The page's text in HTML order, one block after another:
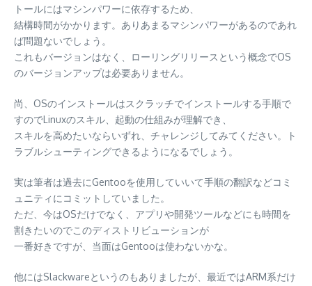
トールにはマシンパワーに依存するため、
結構時間がかかります。ありあまるマシンパワーがあるのであれ
ば問題ないでしょう。
これもバージョンはなく、ローリングリリースという概念でOS
のバージョンアップは必要ありません。
尚、OSのインストールはスクラッチでインストールする手順で
すのでLinuxのスキル、起動の仕組みが理解でき、
スキルを高めたいならいずれ、チャレンジしてみてください。ト
ラブルシューティングできるようになるでしょう。
実は筆者は過去にGentooを使用していいて手順の翻訳などコミ
ュニティにコミットしていました。
ただ、今はOSだけでなく、アプリや開発ツールなどにも時間を
割きたいのでこのディストリビューションが
一番好きですが、当面はGentooは使わないかな。
他にはSlackwareというのもありましたが、最近ではARM系だけ